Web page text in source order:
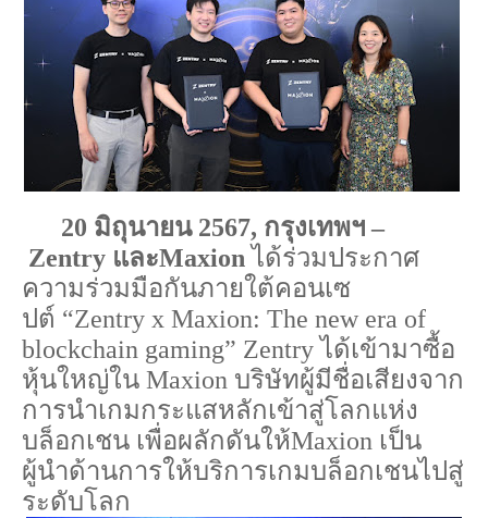
20 มิถุนายน 2567, กรุงเทพฯ–
Zentry และMaxion ได้ร่วมประกาศ
ความร่วมมือกันภายใต้คอนเซ
ปต์ “Zentry x Maxion: The new era of
blockchain gaming” Zentry ได้เข้ามาซื้อ
หุ้นใหญ่ใน Maxion บริษัทผู้มีชื่อเสียงจาก
การนำเกมกระแสหลักเข้าสู่โลกแห่ง
บล็อกเชน เพื่อผลักดันให้Maxion เป็น
ผู้นำด้านการให้บริการเกมบล็อกเชนไปสู่
ระดับโลก